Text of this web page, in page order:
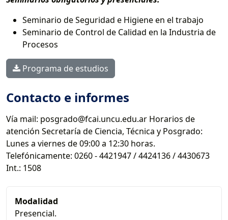
Seminario de Seguridad e Higiene en el trabajo
Seminario de Control de Calidad en la Industria de
Procesos
Programa de estudios
Contacto e informes
Vía mail: posgrado@fcai.uncu.edu.ar Horarios de
atención Secretaría de Ciencia, Técnica y Posgrado:
Lunes a viernes de 09:00 a 12:30 horas.
Telefónicamente: 0260 - 4421947 / 4424136 / 4430673
Int.: 1508
Modalidad
Presencial.